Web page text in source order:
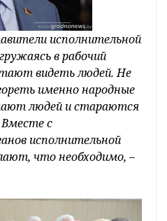
исполнительной
в рабочий
видеть людей. Не
именно народные
людей и стараются
с
исполнительной
что необходимо, –